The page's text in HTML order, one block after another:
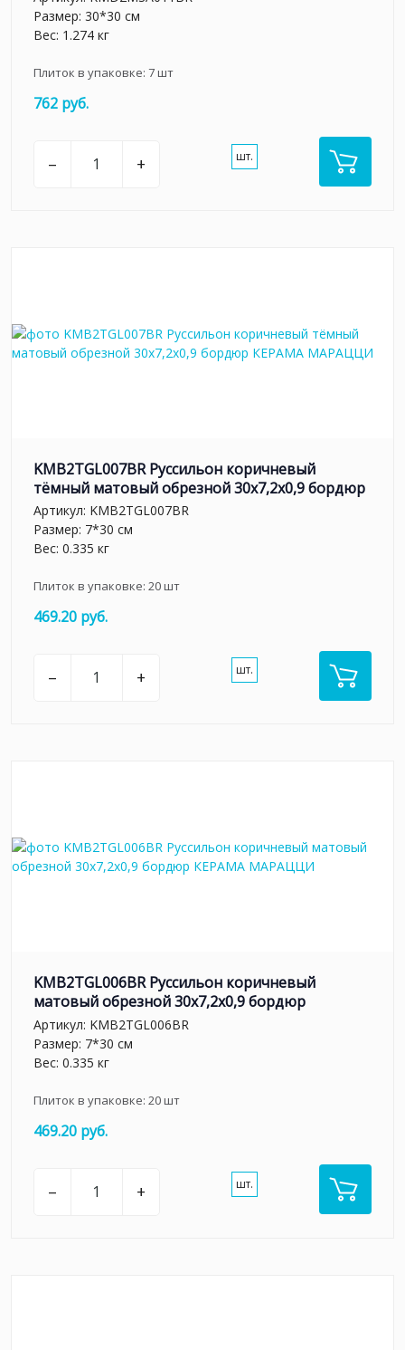
Размер: 30*30 см
Вес: 1.274 кг
Плиток в упаковке: 7шт
762 руб.
– + шт.
KMB2TGL007BR Руссильон коричневый
тёмный матовый обрезной 30x7,2x0,9 бордюр
Артикул: KMB2TGL007BR
Размер: 7*30 см
Вес: 0.335 кг
Плиток в упаковке: 20шт
469.20 руб.
– + шт.
KMB2TGL006BR Руссильон коричневый
матовый обрезной 30x7,2x0,9 бордюр
Артикул: KMB2TGL006BR
Размер: 7*30 см
Вес: 0.335 кг
Плиток в упаковке: 20шт
469.20 руб.
– + шт.